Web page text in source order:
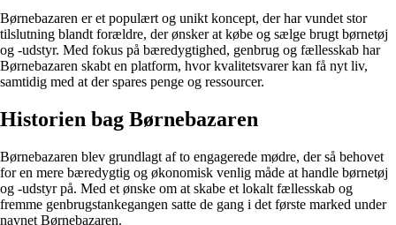
Børnebazaren er et populært og unikt koncept, der har vundet stor
tilslutning blandt forældre, der ønsker at købe og sælge brugt børnetøj
og -udstyr. Med fokus på bæredygtighed, genbrug og fællesskab har
Børnebazaren skabt en platform, hvor kvalitetsvarer kan få nyt liv,
samtidig med at der spares penge og ressourcer.
Historien bag Børnebazaren
Børnebazaren blev grundlagt af to engagerede mødre, der så behovet
for en mere bæredygtig og økonomisk venlig måde at handle børnetøj
og -udstyr på. Med et ønske om at skabe et lokalt fællesskab og
fremme genbrugstankegangen satte de gang i det første marked under
navnet Børnebazaren.